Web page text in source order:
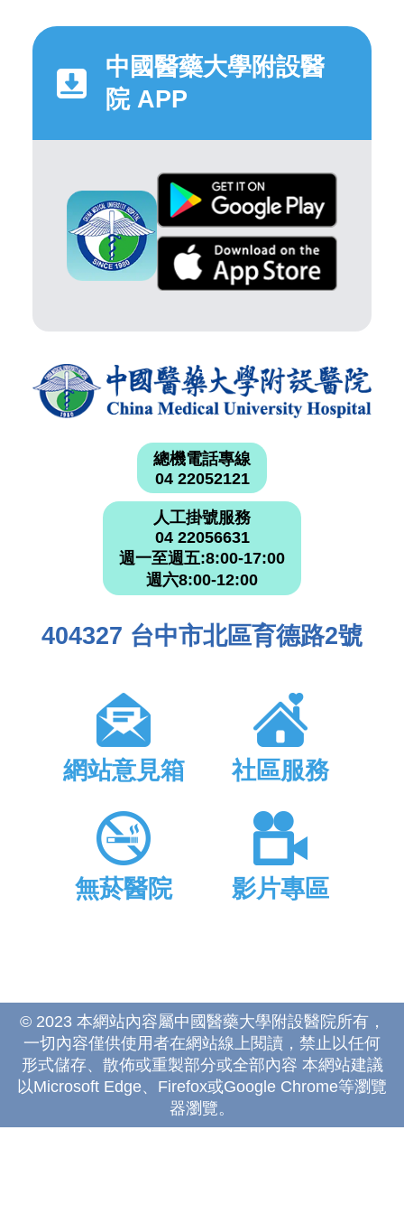
中國醫藥大學附設醫
院 APP
總機電話專線
04 22052121
人工掛號服務
04 22056631
週一至週五:8:00-17:00
週六8:00-12:00
404327 台中市北區育德路2號
網站意見箱 社區服務
無菸醫院 影片專區
© 2023 本網站內容屬中國醫藥大學附設醫院所有，
一切內容僅供使用者在網站線上閱讀，禁止以任何
形式儲存、散佈或重製部分或全部內容 本網站建議
以Microsoft Edge、Firefox或Google Chrome等瀏覽
器瀏覽。